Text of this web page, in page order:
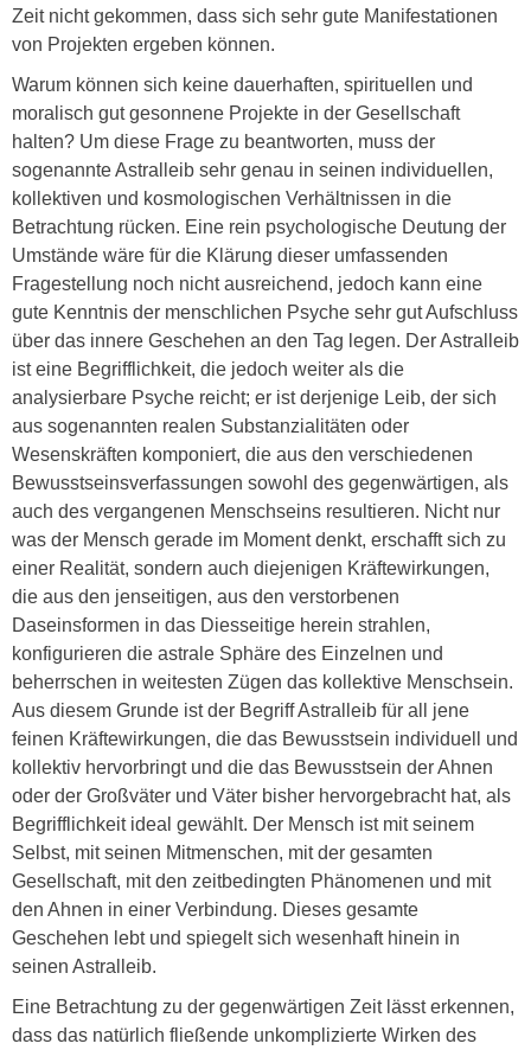
Zeit nicht gekommen, dass sich sehr gute Manifestationen
von Projekten ergeben können.
Warum können sich keine dauerhaften, spirituellen und
moralisch gut gesonnene Projekte in der Gesellschaft
halten? Um diese Frage zu beantworten, muss der
sogenannte Astralleib sehr genau in seinen individuellen,
kollektiven und kosmologischen Verhältnissen in die
Betrachtung rücken. Eine rein psychologische Deutung der
Umstände wäre für die Klärung dieser umfassenden
Fragestellung noch nicht ausreichend, jedoch kann eine
gute Kenntnis der menschlichen Psyche sehr gut Aufschluss
über das innere Geschehen an den Tag legen. Der Astralleib
ist eine Begrifflichkeit, die jedoch weiter als die
analysierbare Psyche reicht; er ist derjenige Leib, der sich
aus sogenannten realen Substanzialitäten oder
Wesenskräften komponiert, die aus den verschiedenen
Bewusstseinsverfassungen sowohl des gegenwärtigen, als
auch des vergangenen Menschseins resultieren. Nicht nur
was der Mensch gerade im Moment denkt, erschafft sich zu
einer Realität, sondern auch diejenigen Kräftewirkungen,
die aus den jenseitigen, aus den verstorbenen
Daseinsformen in das Diesseitige herein strahlen,
konfigurieren die astrale Sphäre des Einzelnen und
beherrschen in weitesten Zügen das kollektive Menschsein.
Aus diesem Grunde ist der Begriff Astralleib für all jene
feinen Kräftewirkungen, die das Bewusstsein individuell und
kollektiv hervorbringt und die das Bewusstsein der Ahnen
oder der Großväter und Väter bisher hervorgebracht hat, als
Begrifflichkeit ideal gewählt. Der Mensch ist mit seinem
Selbst, mit seinen Mitmenschen, mit der gesamten
Gesellschaft, mit den zeitbedingten Phänomenen und mit
den Ahnen in einer Verbindung. Dieses gesamte
Geschehen lebt und spiegelt sich wesenhaft hinein in
seinen Astralleib.
Eine Betrachtung zu der gegenwärtigen Zeit lässt erkennen,
dass das natürlich fließende unkomplizierte Wirken des